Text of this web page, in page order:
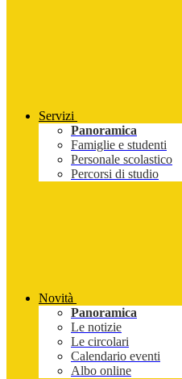
Servizi
Panoramica
Famiglie e studenti
Personale scolastico
Percorsi di studio
Novità
Panoramica
Le notizie
Le circolari
Calendario eventi
Albo online